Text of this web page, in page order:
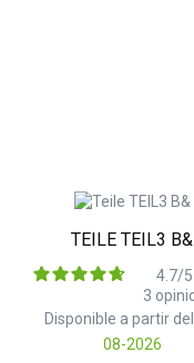
TEILE TEIL3 B&
Disponible a partir del
08-2026
4.7/5
3